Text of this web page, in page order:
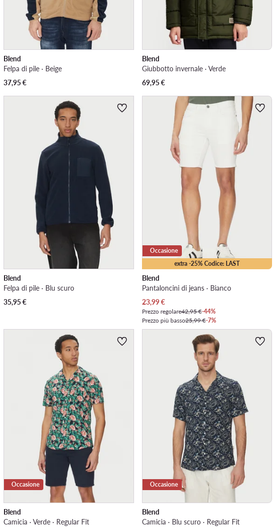
Blend
Felpa di pile · Beige
37,95€
Blend
Giubbotto invernale · Verde
69,95€
Blend
Felpa di pile · Blu scuro
35,95€
extra -25% Codice: LAST
Occasione
Blend
Pantaloncini di jeans · Bianco
Prezzo attuale
23,99€
Prezzo regolare42,95 €-44%
Prezzo più basso25,99 €-7%
Occasione
Blend
Camicia · Verde · Regular Fit
Occasione
Blend
Camicia · Blu scuro · Regular Fit